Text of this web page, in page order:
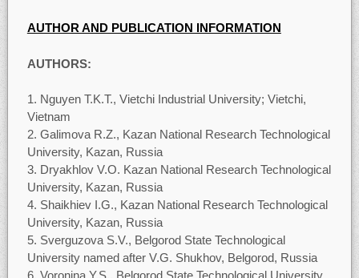
AUTHOR AND PUBLICATION INFORMATION
AUTHORS:
Nguyen T.K.T., Vietchi Industrial University; Vietchi,
Vietnam
Galimova R.Z., Kazan National Research Technological
University, Kazan, Russia
Dryakhlov V.O. Kazan National Research Technological
University, Kazan, Russia
Shaikhiev I.G., Kazan National Research Technological
University, Kazan, Russia
Sverguzova S.V., Belgorod State Technological
University named after V.G. Shukhov, Belgorod, Russia